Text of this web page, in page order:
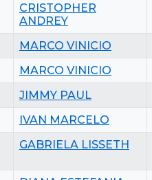
CRISTOPHER
ANDREY
MARCO VINICIO
MARCO VINICIO
JIMMY PAUL
IVAN MARCELO
GABRIELA LISSETH